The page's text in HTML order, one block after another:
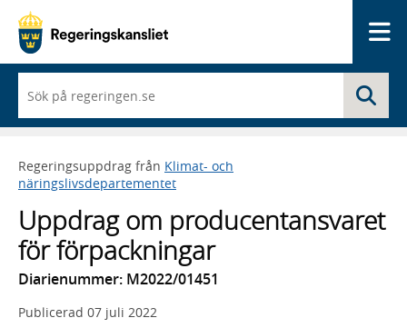
du
börjar
skriva
framträder
en
med
sökförslag
Regeringsuppdrag från Klimat- och
näringslivsdepartementet
Uppdrag om producentansvaret
för förpackningar
Diarienummer: M2022/01451
Publicerad 07 juli 2022